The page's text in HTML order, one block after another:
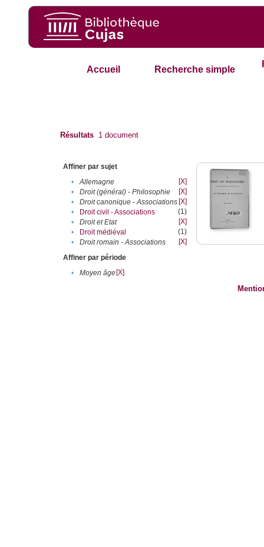
Accueil Recherche simple
Résultats 1 document
Affiner par sujet
•
Allemagne
[X]
•
Droit (général) - Philosophie
[X]
•
Droit canonique - Associations [X]
•
Droit civil - Associations
(1)
•
Droit et Etat
[X]
•
Droit médiéval
(1)
•
Droit romain - Associations
[X]
Affiner par période
•
Moyen âge[X]